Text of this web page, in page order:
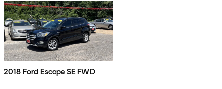
2018 Ford Escape SE FWD